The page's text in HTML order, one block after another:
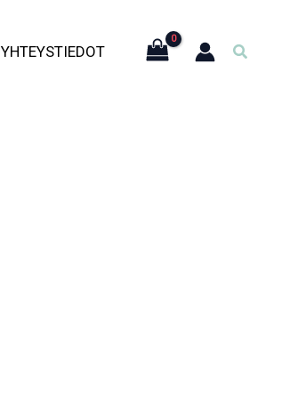
YHTEYSTIEDOT Hae